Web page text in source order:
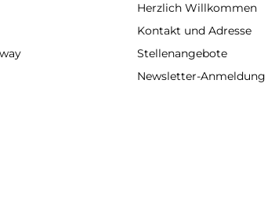
Herzlich Willkommen
Kontakt und Adresse
Stellenangebote
Newsletter-Anmeldung